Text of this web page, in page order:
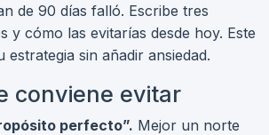
de 90 días falló. Escribe tres
y cómo las evitarías desde hoy. Este
estrategia sin añadir ansiedad.
conviene evitar
perfecto”. Mejor un norte